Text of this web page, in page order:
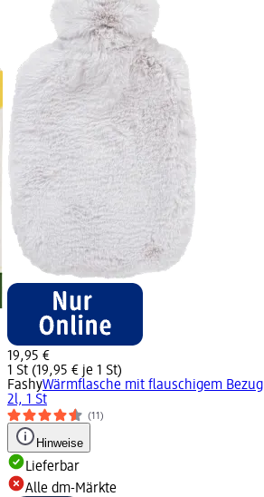
19,95 €
1 St (19,95 € je 1 St)
FashyWärmflasche mit flauschigem Bezug
2l, 1 St
(11)
Hinweise
Lieferbar
Alle dm-Märkte